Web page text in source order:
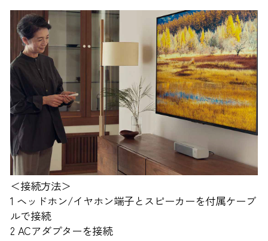
＜接続方法＞
1 ヘッドホン/イヤホン端子とスピーカーを付属ケーブ
ルで接続
2 ACアダプターを接続